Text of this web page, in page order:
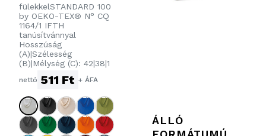
fülekkelSTANDARD 100
by OEKO-TEX® N° CQ
1164/1 IFTH
tanúsítvánnyal
Hosszúság
(A)|Szélesség
(B)|Mélység (C): 42|38|1
nettó 511 Ft + ÁFA
ÁLLÓ